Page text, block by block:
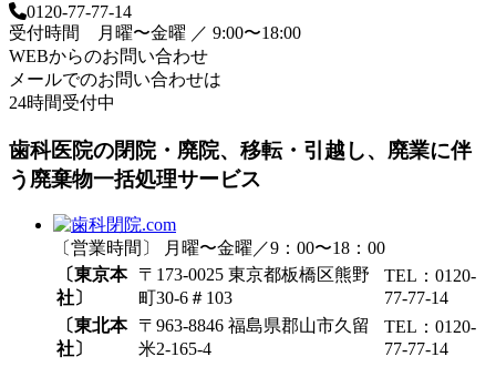
0120-77-77-14
受付時間 月曜〜金曜 ／ 9:00〜18:00
WEBからのお問い合わせ
メールでのお問い合わせは
24時間受付中
歯科医院の閉院・廃院、移転・引越し、廃業に伴
う廃棄物一括処理サービス
〔営業時間〕 月曜〜金曜／9：00〜18：00
〔東京本
社〕
〒173-0025 東京都板橋区熊野
町30-6＃103
TEL：0120-
77-77-14
〔東北本
社〕
〒963-8846 福島県郡山市久留
米2-165-4
TEL：0120-
77-77-14